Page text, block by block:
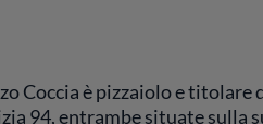
Coccia è pizzaiolo e titolare
94, entrambe situate sulla